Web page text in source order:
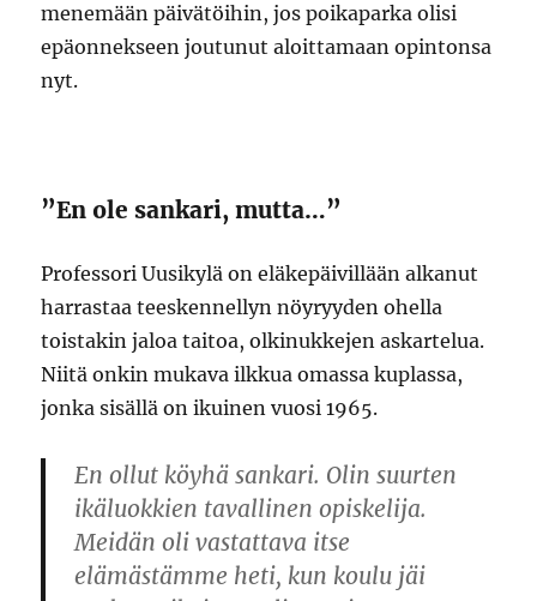
menemään päivätöihin, jos poikaparka olisi
epäonnekseen joutunut aloittamaan opintonsa
nyt.
”En ole sankari, mutta…”
Professori Uusikylä on eläkepäivillään alkanut
harrastaa teeskennellyn nöyryyden ohella
toistakin jaloa taitoa, olkinukkejen askartelua.
Niitä onkin mukava ilkkua omassa kuplassa,
jonka sisällä on ikuinen vuosi 1965.
En ollut köyhä sankari. Olin suurten
ikäluokkien tavallinen opiskelija.
Meidän oli vastattava itse
elämästämme heti, kun koulu jäi